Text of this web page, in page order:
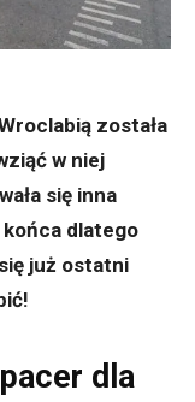
została
w niej
się inna
dlatego
już ostatni
dla